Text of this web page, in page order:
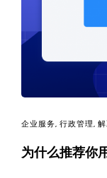
案
例
白
皮
企业服务, 行政管理,
为什么推荐你